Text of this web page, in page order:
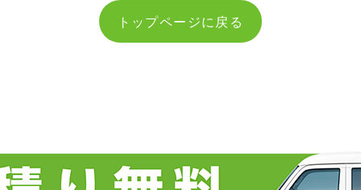
トップページに戻る